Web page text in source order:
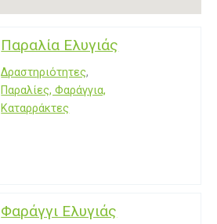
Παραλία Ελυγιάς
Δραστηριότητες,
Παραλίες, Φαράγγια,
Καταρράκτες
Φαράγγι Ελυγιάς